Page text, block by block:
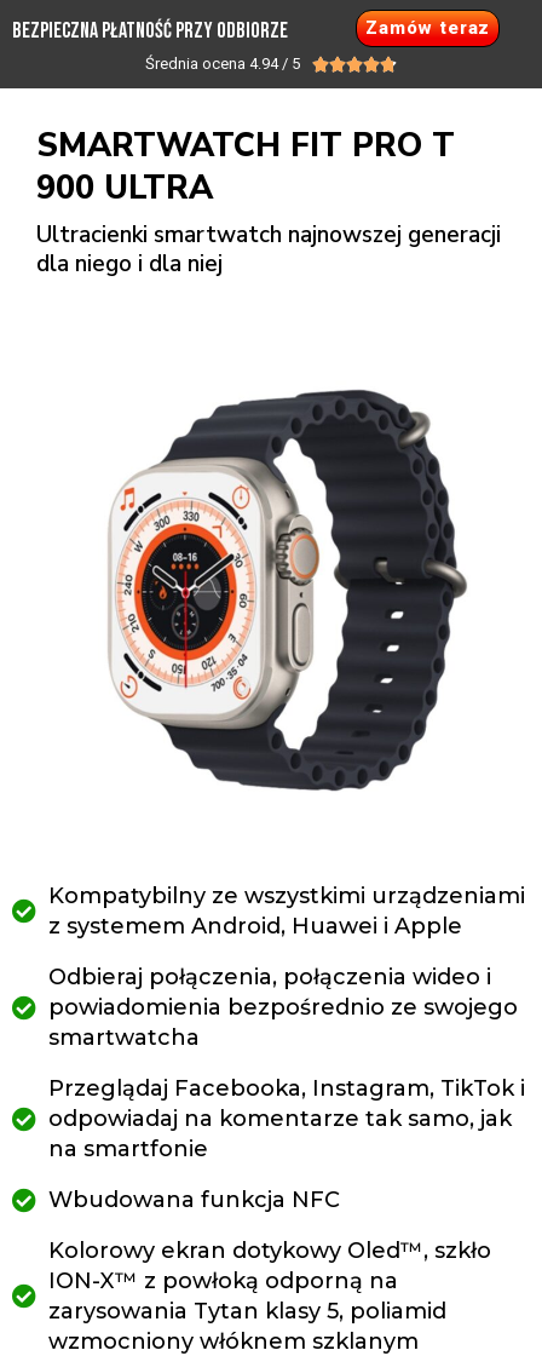
BEZPIECZNA PŁATNOŚĆ PRZY ODBIORZE Zamów teraz
Średnia ocena 4.94 / 5 
SMARTWATCH FIT PRO T
900 ULTRA
Ultracienki smartwatch najnowszej generacji
dla niego i dla niej
Kompatybilny ze wszystkimi urządzeniami
z systemem Android, Huawei i Apple
Odbieraj połączenia, połączenia wideo i
powiadomienia bezpośrednio ze swojego
smartwatcha
Przeglądaj Facebooka, Instagram, TikTok i
odpowiadaj na komentarze tak samo, jak
na smartfonie
Wbudowana funkcja NFC
Kolorowy ekran dotykowy Oled™, szkło
ION-X™ z powłoką odporną na
zarysowania Tytan klasy 5, poliamid
wzmocniony włóknem szklanym